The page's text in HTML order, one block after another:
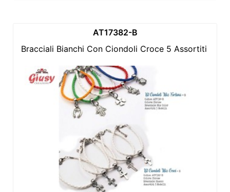
AT17382-B
Bracciali Bianchi Con Ciondoli Croce 5 Assortiti